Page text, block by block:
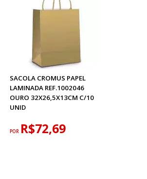
SACOLA CROMUS PAPEL
LAMINADA REF.1002046
OURO 32X26,5X13CM C/10
UNID
POR R$72,69